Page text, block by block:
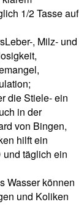
1/2 Tasse auf
, Milz- und
die Stiele- ein
in der
von Bingen,
hilft ein
täglich ein
Wasser können
und Koliken